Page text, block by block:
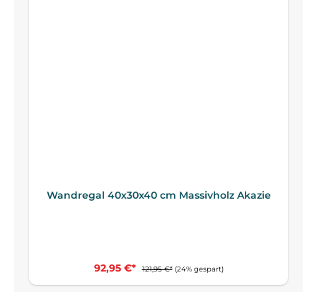
Wandregal 40x30x40 cm Massivholz Akazie
92,95 €* 121,95 €* (24% gespart)